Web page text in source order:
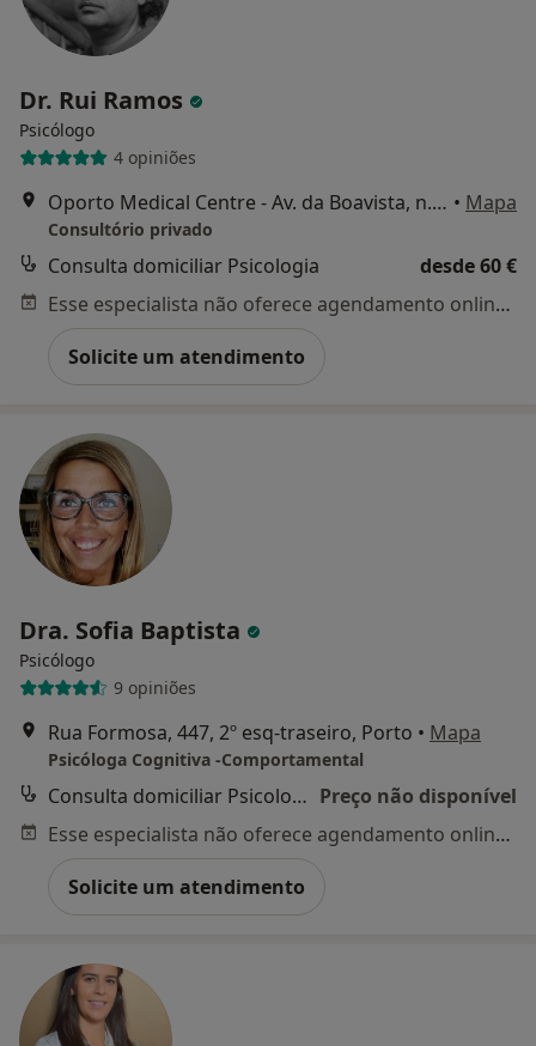
Dr. Rui Ramos
Psicólogo
4 opiniões
Oporto Medical Centre - Av. da Boavista, n.º117-3° andar, sala 308, Porto • Mapa
Consultório privado
Consulta domiciliar Psicologia
desde 60 €
Esse especialista não oferece agendamento online para esse endereço.
Solicite um atendimento
Dra. Sofia Baptista
Psicólogo
9 opiniões
Rua Formosa, 447, 2º esq-traseiro, Porto • Mapa
Psicóloga Cognitiva -Comportamental
Consulta domiciliar Psicologia Preço não disponível
Esse especialista não oferece agendamento online para esse endereço.
Solicite um atendimento